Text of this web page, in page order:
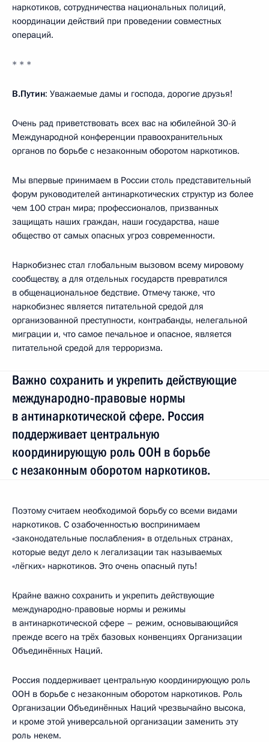
наркотиков, сотрудничества национальных полиций,
координации действий при проведении совместных
операций.
* * *
В.Путин: Уважаемые дамы и господа, дорогие друзья!
Очень рад приветствовать всех вас на юбилейной 30-й
Международной конференции правоохранительных
органов по борьбе с незаконным оборотом наркотиков.
Мы впервые принимаем в России столь представительный
форум руководителей антинаркотических структур из более
чем 100 стран мира; профессионалов, призванных
защищать наших граждан, наши государства, наше
общество от самых опасных угроз современности.
Наркобизнес стал глобальным вызовом всему мировому
сообществу, а для отдельных государств превратился
в общенациональное бедствие. Отмечу также, что
наркобизнес является питательной средой для
организованной преступности, контрабанды, нелегальной
миграции и, что самое печальное и опасное, является
питательной средой для терроризма.
Важно сохранить и укрепить действующие
международно-правовые нормы
в антинаркотической сфере. Россия
поддерживает центральную
координирующую роль ООН в борьбе
с незаконным оборотом наркотиков.
Поэтому считаем необходимой борьбу со всеми видами
наркотиков. С озабоченностью воспринимаем
«законодательные послабления» в отдельных странах,
которые ведут дело к легализации так называемых
«лёгких» наркотиков. Это очень опасный путь!
Крайне важно сохранить и укрепить действующие
международно-правовые нормы и режимы
в антинаркотической сфере – режим, основывающийся
прежде всего на трёх базовых конвенциях Организации
Объединённых Наций.
Россия поддерживает центральную координирующую роль
ООН в борьбе с незаконным оборотом наркотиков. Роль
Организации Объединённых Наций чрезвычайно высока,
и кроме этой универсальной организации заменить эту
роль некем.